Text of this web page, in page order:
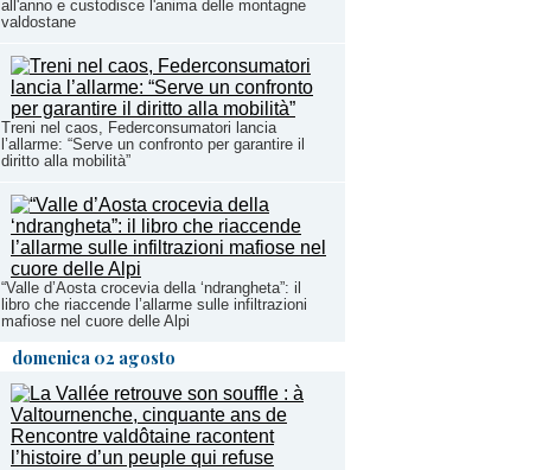
all'anno e custodisce l'anima delle montagne
valdostane
Treni nel caos, Federconsumatori lancia
l’allarme: “Serve un confronto per garantire il
diritto alla mobilità”
“Valle d’Aosta crocevia della ‘ndrangheta”: il
libro che riaccende l’allarme sulle infiltrazioni
mafiose nel cuore delle Alpi
domenica 02 agosto